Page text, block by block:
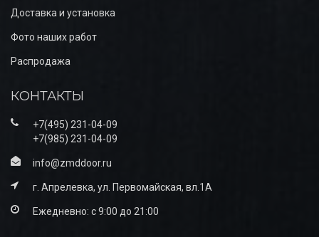
Доставка и установка
Фото наших работ
Распродажа
КОНТАКТЫ
+7(495) 231-04-09
+7(985) 231-04-09
info@zmddoor.ru
г. Апрелевка, ул. Первомайская, вл.1А
Ежедневно: с 9:00 до 21:00